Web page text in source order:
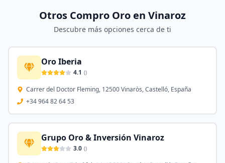
Otros Compro Oro en Vinaroz
Descubre más opciones cerca de ti
Oro Iberia
4.1 ()
Carrer del Doctor Fleming, 12500 Vinaròs, Castelló, España
+34 964 82 64 53
Grupo Oro & Inversión Vinaroz
3.0 ()